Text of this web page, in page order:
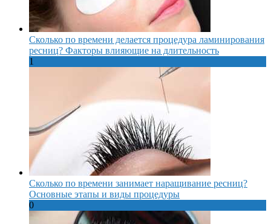
Сколько по времени делается процедура ламинирования
ресниц? Факторы влияющие на длительность
1
Сколько по времени занимает наращивание ресниц?
Основные этапы и виды процедуры
0